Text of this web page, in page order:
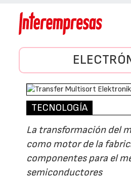
TECNOLOGÍA
La transformación del
como motor de la
componentes para el
semiconductores